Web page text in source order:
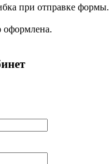
при отправке формы.
оформлена.